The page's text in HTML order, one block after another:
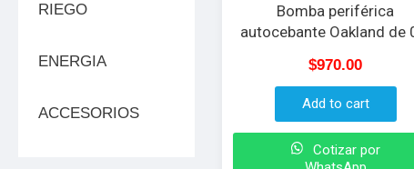
RIEGO
ENERGIA
ACCESORIOS
Bomba periférica
autocebante Oakland de
$970.00
Add to cart
Cotizar por